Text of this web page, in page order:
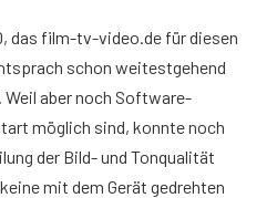
das film-tv-video.de für diesen
schon weitestgehend
aber noch Software-
möglich sind, konnte noch
der Bild- und Tonqualität
mit dem Gerät gedrehten